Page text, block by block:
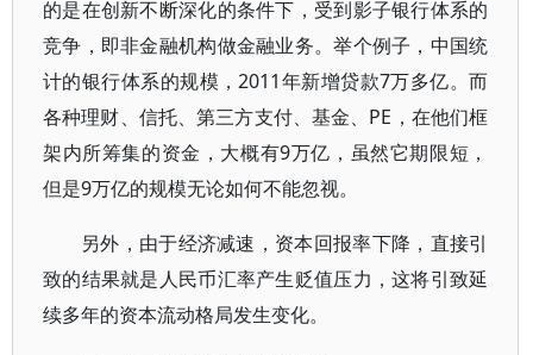
的是在创新不断深化的条件下，受到影子银行体系的
竞争，即非金融机构做金融业务。举个例子，中国统
计的银行体系的规模，2011年新增贷款7万多亿。而
各种理财、信托、第三方支付、基金、PE，在他们框
架内所筹集的资金，大概有9万亿，虽然它期限短，
但是9万亿的规模无论如何不能忽视。
另外，由于经济减速，资本回报率下降，直接引
致的结果就是人民币汇率产生贬值压力，这将引致延
续多年的资本流动格局发生变化。